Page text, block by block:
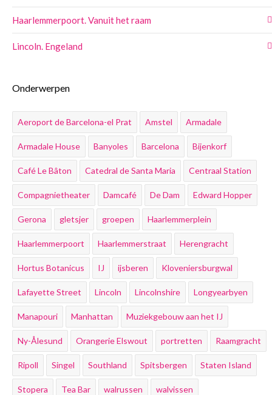
Haarlemmerpoort. Vanuit het raam
Lincoln. Engeland
Onderwerpen
Aeroport de Barcelona-el Prat Amstel Armadale
Armadale House Banyoles Barcelona Bijenkorf
Café Le Bâton Catedral de Santa Maria Centraal Station
Compagnietheater Damcafé De Dam Edward Hopper
Gerona gletsjer groepen Haarlemmerplein
Haarlemmerpoort Haarlemmerstraat Herengracht
Hortus Botanicus IJ ijsberen Kloveniersburgwal
Lafayette Street Lincoln Lincolnshire Longyearbyen
Manapouri Manhattan Muziekgebouw aan het IJ
Ny-Ålesund Orangerie Elswout portretten Raamgracht
Ripoll Singel Southland Spitsbergen Staten Island
Stopera Tea Bar walrussen walvissen